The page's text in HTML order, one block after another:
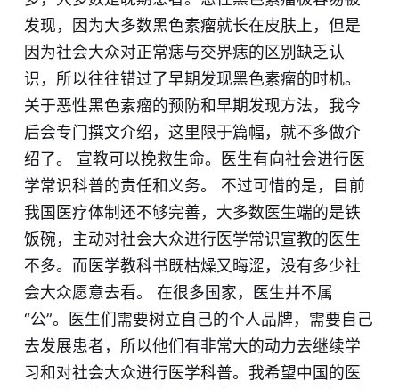
发现，因为大多数黑色素瘤就长在皮肤上，但是
因为社会大众对正常痣与交界痣的区别缺乏认
识，所以往往错过了早期发现黑色素瘤的时机。
关于恶性黑色素瘤的预防和早期发现方法，我今
后会专门撰文介绍，这里限于篇幅，就不多做介
绍了。 宣教可以挽救生命。医生有向社会进行医
学常识科普的责任和义务。 不过可惜的是，目前
我国医疗体制还不够完善，大多数医生端的是铁
饭碗，主动对社会大众进行医学常识宣教的医生
不多。而医学教科书既枯燥又晦涩，没有多少社
会大众愿意去看。 在很多国家，医生并不属
“公”。医生们需要树立自己的个人品牌，需要自己
去发展患者，所以他们有非常大的动力去继续学
习和对社会大众进行医学科普。我希望中国的医